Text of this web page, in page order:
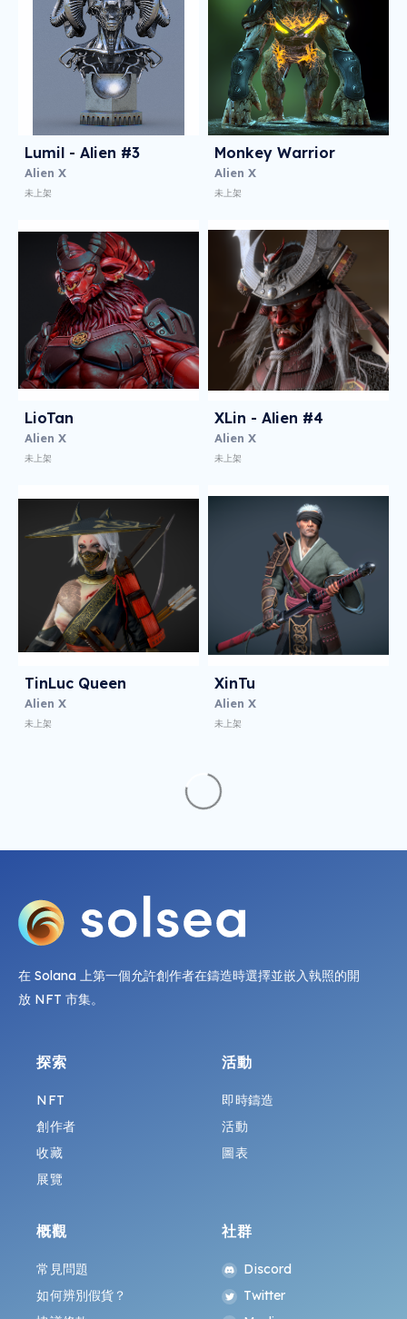
Lumil - Alien #3
Alien X
未上架
Monkey Warrior
Alien X
未上架
LioTan
Alien X
未上架
XLin - Alien #4
Alien X
未上架
TinLuc Queen
Alien X
未上架
XinTu
Alien X
未上架
在 Solana 上第一個允許創作者在鑄造時選擇並嵌入執照的開
放 NFT 市集。
探索
NFT
創作者
收藏
展覽
活動
即時鑄造
活動
圖表
概觀
常見問題
如何辨別假貨？
社群
Discord
Twitter